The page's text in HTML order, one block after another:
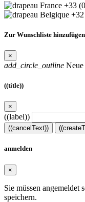
+33
Zur Wunschliste hinzufügen
×
add_circle_outline Neue
((title))
×
((label))
((cancelText))
anmelden
×
Sie müssen angemeldet
speichern.